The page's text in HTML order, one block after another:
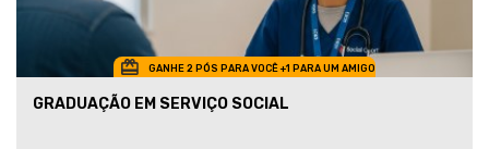
GANHE 2 PÓS PARA VOCÊ +1 PARA UM AMIGO
GRADUAÇÃO EM SERVIÇO SOCIAL